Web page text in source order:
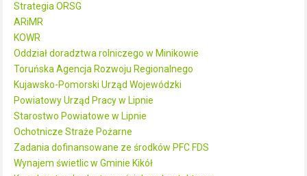
Strategia ORSG
ARiMR
KOWR
Oddział doradztwa rolniczego w Minikowie
Toruńska Agencja Rozwoju Regionalnego
Kujawsko-Pomorski Urząd Wojewódzki
Powiatowy Urząd Pracy w Lipnie
Starostwo Powiatowe w Lipnie
Ochotnicze Straże Pożarne
Zadania dofinansowane ze środków PFC FDS
Wynajem świetlic w Gminie Kikół